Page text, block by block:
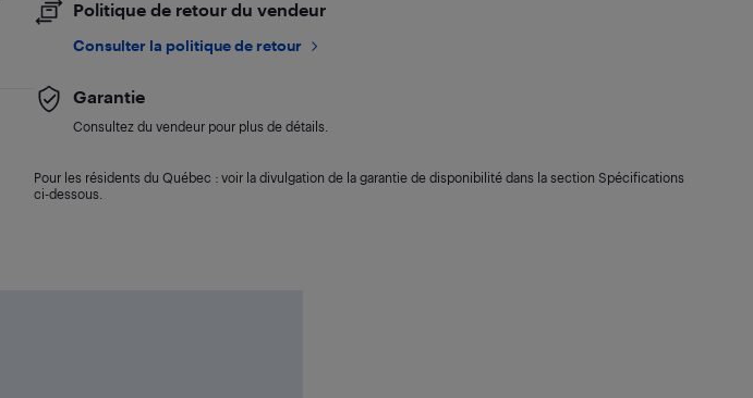
Politique de retour du vendeur
Consulter la politique de retour
Garantie
Consultez du vendeur pour plus de détails.
Pour les résidents du Québec : voir la divulgation de la garantie de disponibilité dans la section Spécifications
ci-dessous.